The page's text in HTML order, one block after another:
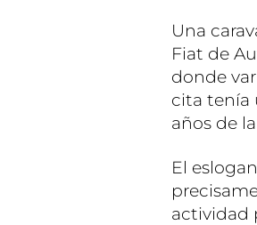
Una
Fiat de
donde
cita tenía
años de
El
actividad